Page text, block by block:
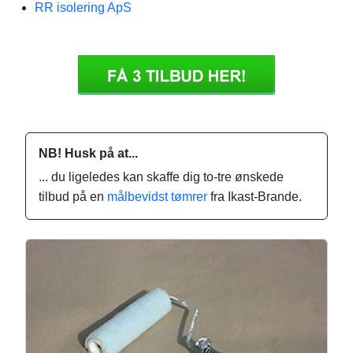
RR isolering ApS
NB! Husk på at...
... du ligeledes kan skaffe dig to-tre ønskede
tilbud på en målbevidst tømrer fra Ikast-Brande.